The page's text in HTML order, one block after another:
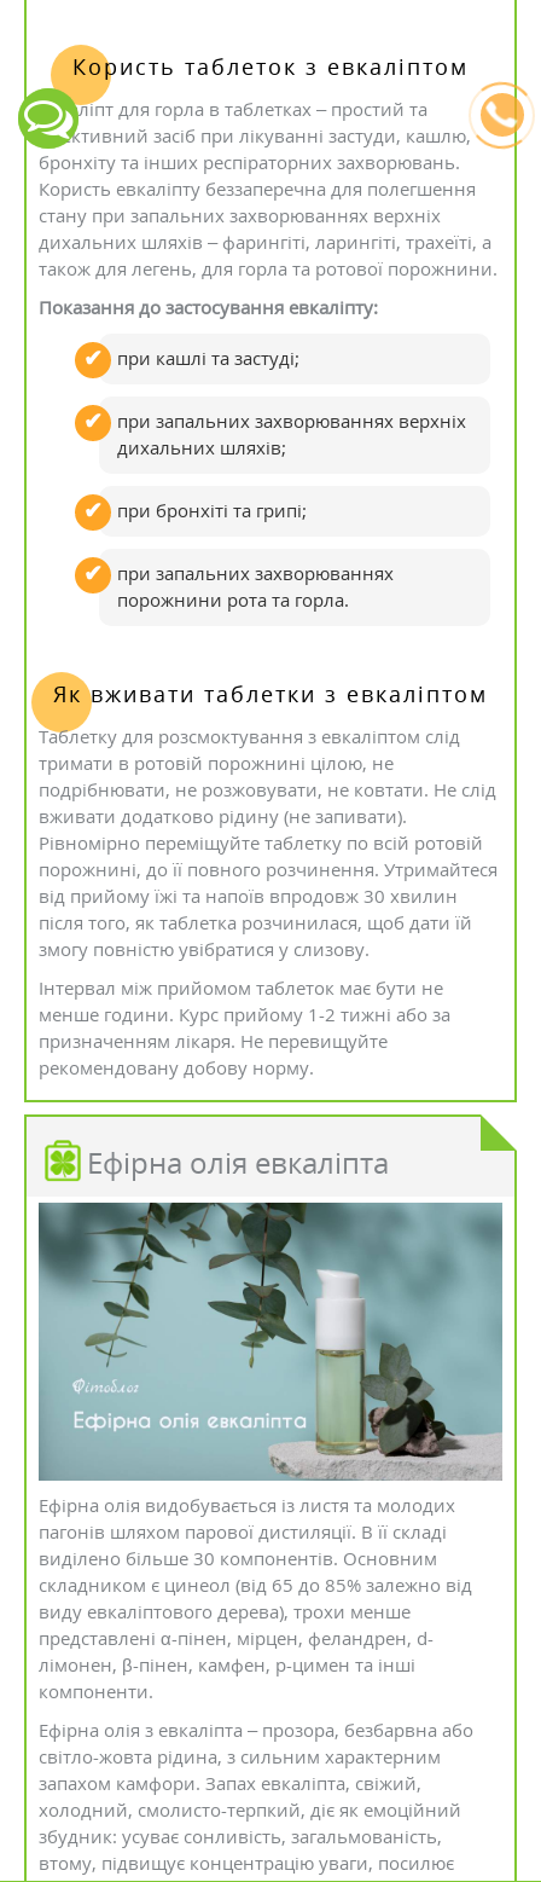
Користь таблеток з евкаліптом
Екваліпт для горла в таблетках – простий та
ефективний засіб при лікуванні застуди, кашлю,
бронхіту та інших респіраторних захворювань.
Користь евкаліпту беззаперечна для полегшення
стану при запальних захворюваннях верхніх
дихальних шляхів – фарингіті, ларингіті, трахеїті, а
також для легень, для горла та ротової порожнини.
Показання до застосування евкаліпту:
при кашлі та застуді;
при запальних захворюваннях верхніх
дихальних шляхів;
при бронхіті та грипі;
при запальних захворюваннях
порожнини рота та горла.
Як вживати таблетки з евкаліптом
Таблетку для розсмоктування з евкаліптом слід
тримати в ротовій порожнині цілою, не
подрібнювати, не розжовувати, не ковтати. Не слід
вживати додатково рідину (не запивати).
Рівномірно переміщуйте таблетку по всій ротовій
порожнині, до її повного розчинення. Утримайтеся
від прийому їжі та напоїв впродовж 30 хвилин
після того, як таблетка розчинилася, щоб дати їй
змогу повністю увібратися у слизову.
Інтервал між прийомом таблеток має бути не
менше години. Курс прийому 1-2 тижні або за
призначенням лікаря. Не перевищуйте
рекомендовану добову норму.
Ефірна олія евкаліпта
Ефірна олія видобувається із листя та молодих
пагонів шляхом парової дистиляції. В її складі
виділено більше 30 компонентів. Основним
складником є цинеол (від 65 до 85% залежно від
виду евкаліптового дерева), трохи менше
представлені α-пінен, мірцен, феландрен, d-
лімонен, β-пінен, камфен, р-цимен та інші
компоненти.
Ефірна олія з евкаліпта – прозора, безбарвна або
світло-жовта рідина, з сильним характерним
запахом камфори. Запах евкаліпта, свіжий,
холодний, смолисто-терпкий, діє як емоційний
збудник: усуває сонливість, загальмованість,
втому, підвищує концентрацію уваги, посилює